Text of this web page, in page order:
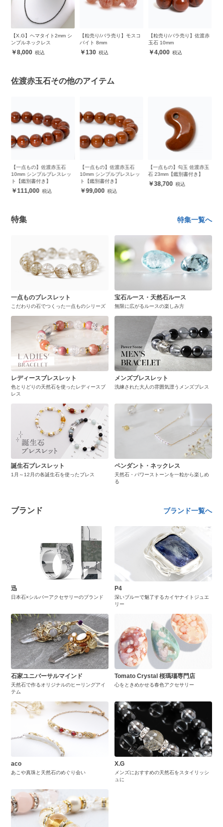
【X.G】ヘマタイト2mm シ
ンプルネックレス
8,000
【粒売り/バラ売り】モスコ
バイト 8mm
130
【粒売り/バラ売り】佐渡赤
玉石 10mm
4,000
佐渡赤玉石その他のアイテム
【一点もの】佐渡赤玉石
10mm シンプルブレスレッ
ト【鑑別書付き】
111,000
【一点もの】佐渡赤玉石
10mm シンプルブレスレッ
ト【鑑別書付き】
99,000
【一点もの】勾玉 佐渡赤玉
石 23mm【鑑別書付き】
38,700
特集 特集一覧へ
一点ものブレスレット
こだわりの石でつくった一点ものシリーズ
宝石ルース・天然石ルース
無限に広がるルースの楽しみ方
レディースブレスレット
色とりどりの天然石を使ったレディースブ
レス
メンズブレスレット
洗練された大人の雰囲気漂うメンズブレス
誕生石ブレスレット
1月～12月の各誕生石を使ったブレス
ペンダント・ネックレス
天然石・パワーストーンを一粒から楽しめ
る
ブランド ブランド一覧へ
迅
日本石×シルバーアクセサリーのブランド
P4
深いブルーで魅了するカイヤナイトジュエ
リー
石家ユニバーサルマインド
天然石で作るオリジナルのヒーリングアイ
テム
Tomato Crystal 桜瑪瑙専門店
心をときめかせる春色アクセサリー
aco
あこや真珠と天然石のめぐり会い
X.G
メンズにおすすめの天然石をスタイリッシ
ュに